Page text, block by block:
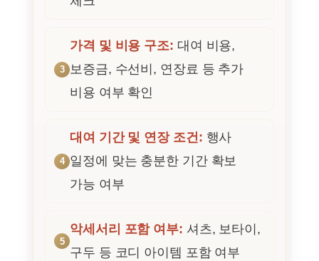
가격 및 비용 구조: 대여 비용,
보증금, 수선비, 연장료 등 추가
비용 여부 확인
대여 기간 및 연장 조건: 행사
일정에 맞는 충분한 기간 확보
가능 여부
악세서리 포함 여부: 셔츠, 보타이,
구두 등 코디 아이템 포함 여부